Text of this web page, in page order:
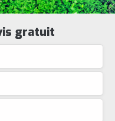
gratuit